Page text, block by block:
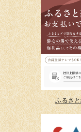
ふるさ